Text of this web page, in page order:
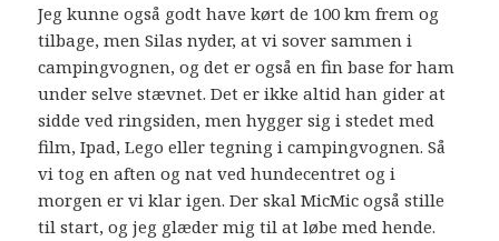
Jeg kunne også godt have kørt de 100 km frem og
tilbage, men Silas nyder, at vi sover sammen i
campingvognen, og det er også en fin base for ham
under selve stævnet. Det er ikke altid han gider at
sidde ved ringsiden, men hygger sig i stedet med
film, Ipad, Lego eller tegning i campingvognen. Så
vi tog en aften og nat ved hundecentret og i
morgen er vi klar igen. Der skal MicMic også stille
til start, og jeg glæder mig til at løbe med hende.